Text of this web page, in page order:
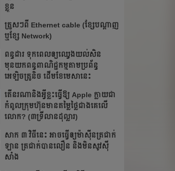
ខ្លួន
ត្រួស​ៗ​​ពី​ ​Ethernet cable​ ​(ខ្សែ​បណ្ដាញ​
​ឬ​ខ្សែ​ ​Network)
ពន្ធដារ ទុកពេលឲ្យឈ្វេងយល់សិន
មុនយកពន្ធពាណិជ្ជកម្មតាមប្រព័ន្ធ
អេឡិចត្រូនិច ដើមខែមេសានេះ
តើនរណានិងអ្វីខ្លះធ្វើឱ្យ Apple ក្លាយជា
កំពូលក្រុមហ៊ុនមានតម្លៃថ្លៃជាងគេលើ
លោក? (៣ទ្រីលានដុល្លារ)
សាក ៣ វិធីនេះ ​​អាច​ធ្វើ​ឲ្យ​ម៉ាស៊ីន​ត្រជាក់​
ឡាន ត្រជាក់​បាន​លឿន​ និង​មិន​សូវ​ស៊ី​
សាំង​